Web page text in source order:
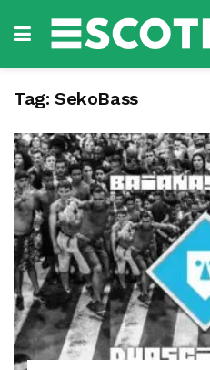
Tag: SekoBass